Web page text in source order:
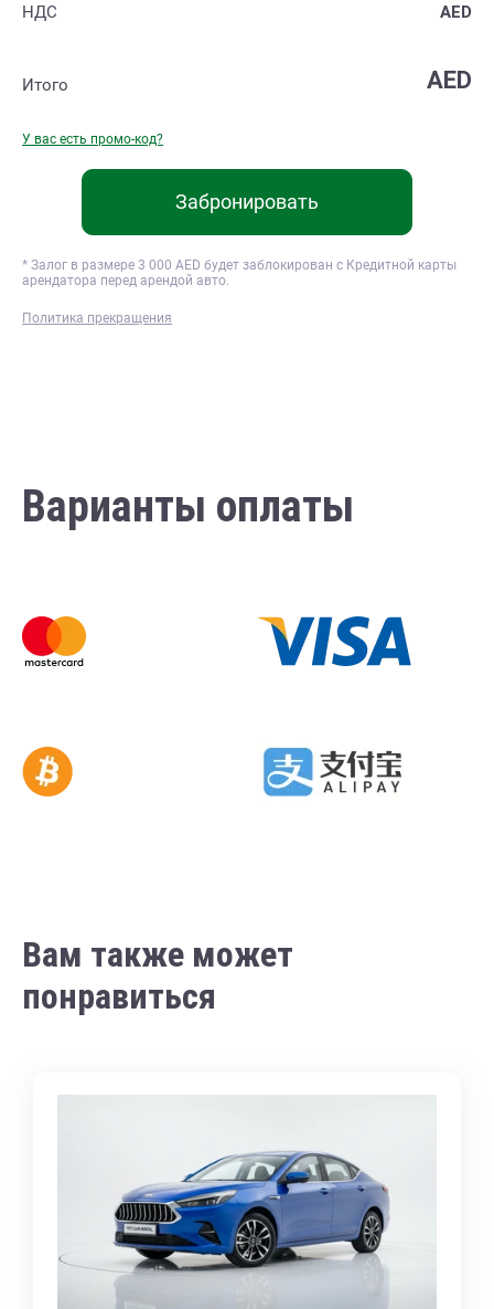
НДС
AED
Итого AED
У вас есть промо-код?
* Залог в размере 3 000 AED будет заблокирован с Кредитной карты
арендатора перед арендой авто.
Политика прекращения
Забронировать
Варианты оплаты
Вам также может
понравиться